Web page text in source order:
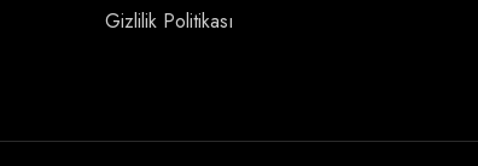
Gizlilik Politikası